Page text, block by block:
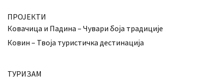
ПРОЈЕКТИ
Ковачица и Падина – Чувари боја традиције
Ковин – Твоја туристичка дестинација
ТУРИЗАМ